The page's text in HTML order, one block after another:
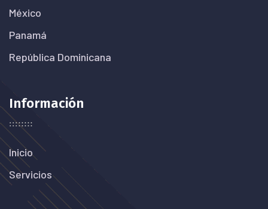
México
Panamá
República Dominicana
Información
Inicio
Servicios